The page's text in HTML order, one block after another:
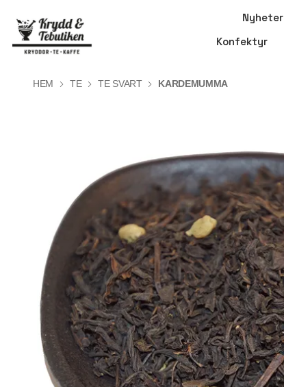
Nyheter
Konfektyr
HEM TE TE SVART KARDEMUMMA